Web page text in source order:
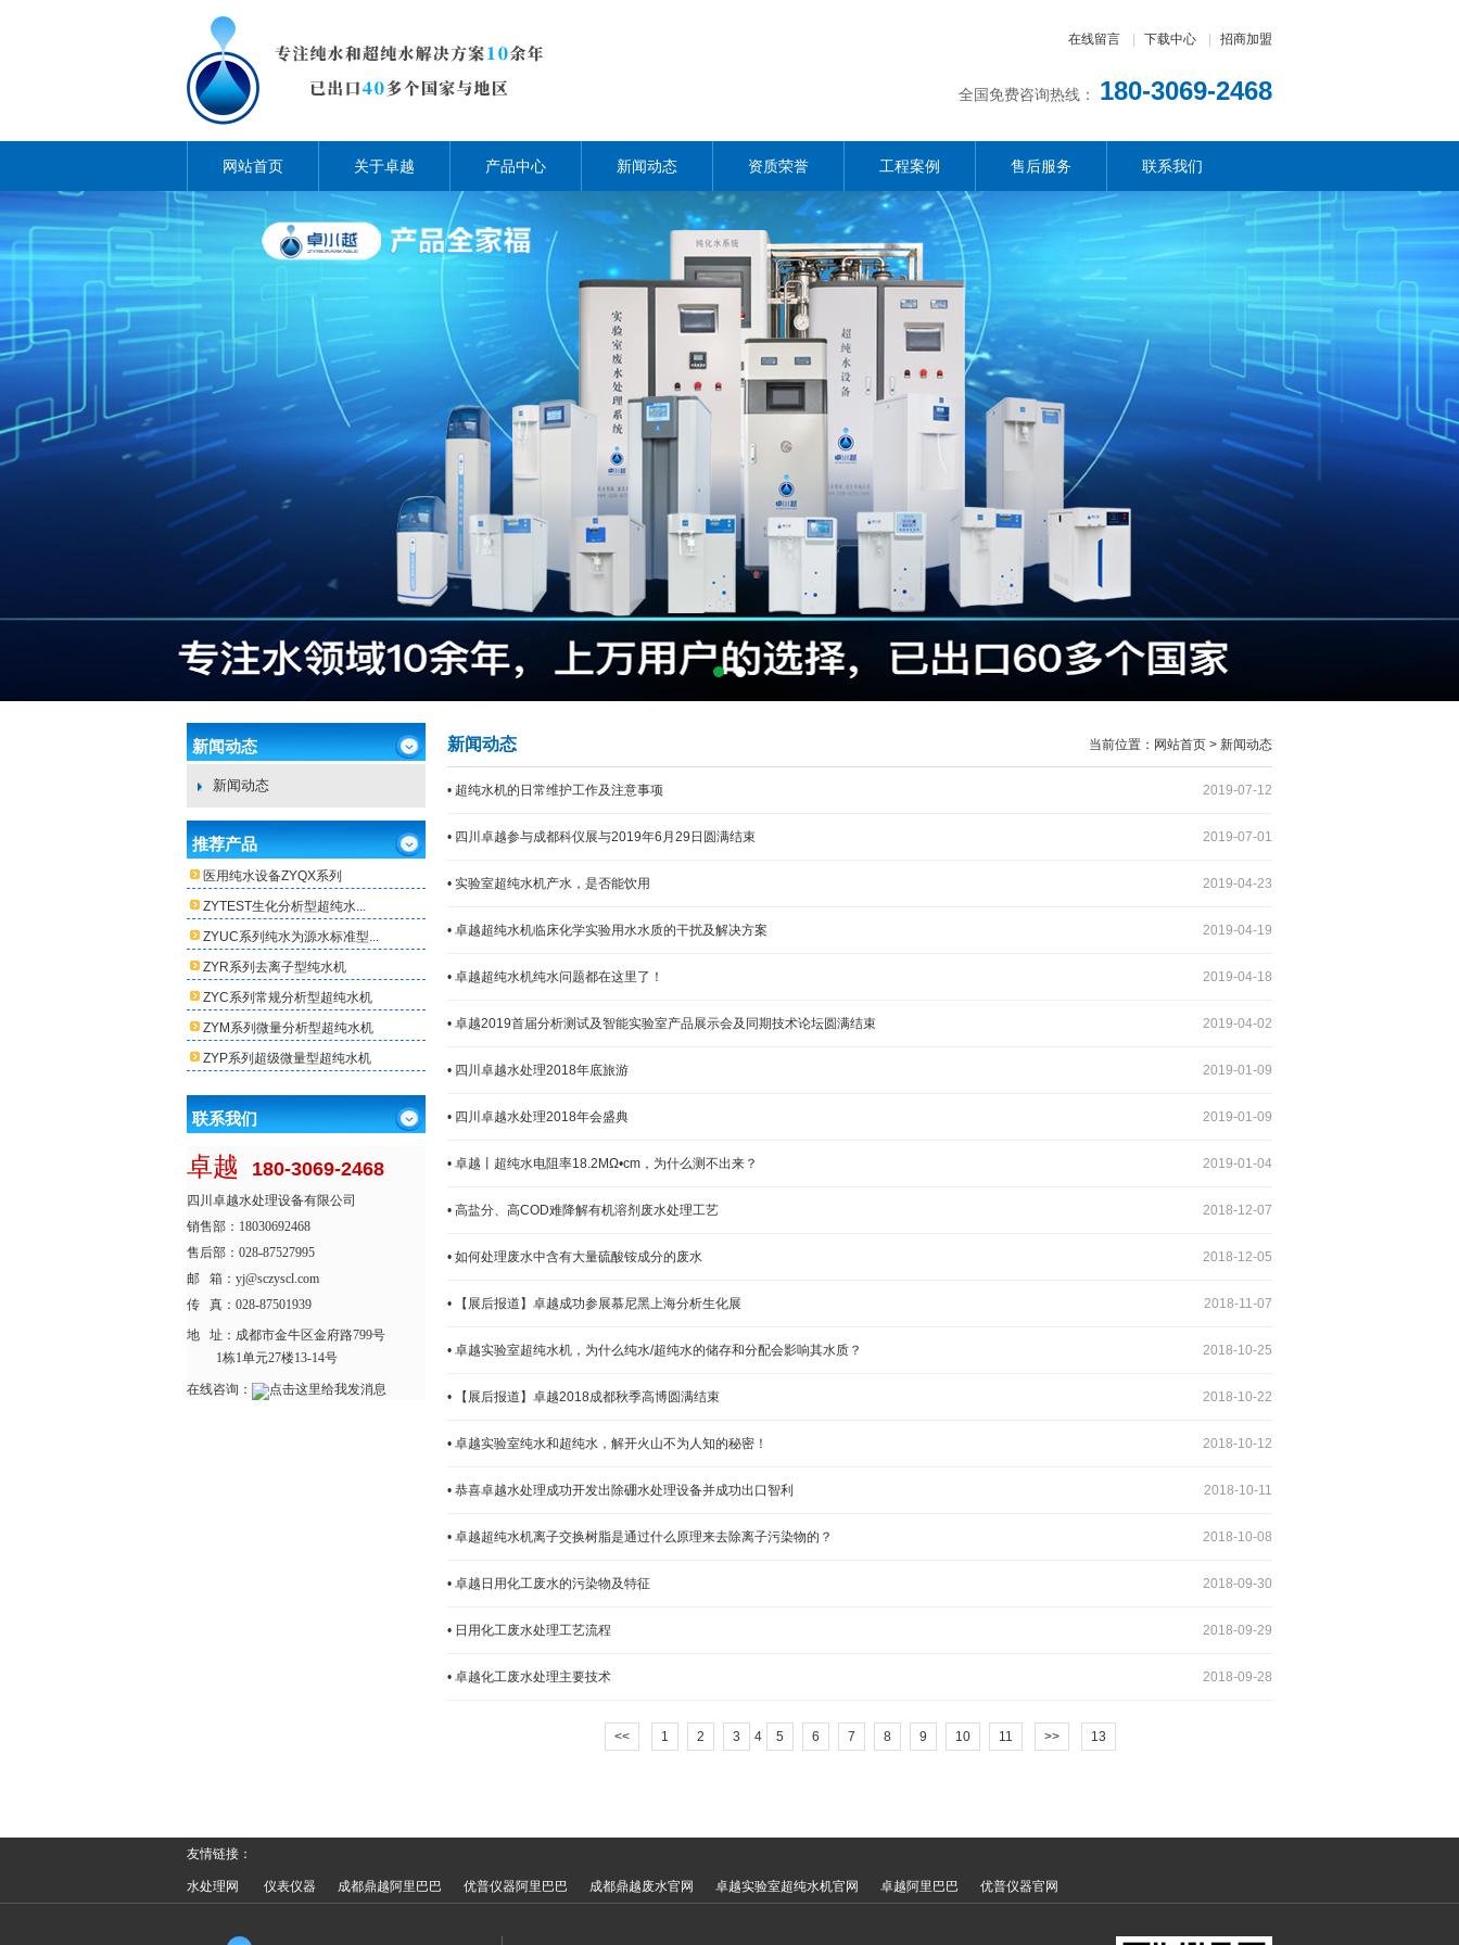
在线留言 下载中心 招商加盟
全国免费咨询热线： 180-3069-2468
网站首页 关于卓越 产品中心 新闻动态 资质荣誉 工程案例 售后服务 联系我们
新闻动态
新闻动态
推荐产品
医用纯水设备ZYQX系列
ZYTEST生化分析型超纯水...
ZYUC系列纯水为源水标准型...
ZYR系列去离子型纯水机
ZYC系列常规分析型超纯水机
ZYM系列微量分析型超纯水机
ZYP系列超级微量型超纯水机
联系我们
卓越 180-3069-2468
四川卓越水处理设备有限公司
销售部：18030692468
售后部：028-87527995
邮 箱：yj@sczyscl.com
传 真：028-87501939
地 址： 成都市金牛区金府路799号
1栋1单元27楼13-14号
在线咨询：
新闻动态 当前位置：网站首页 > 新闻动态
2019-07-12
• 超纯水机的日常维护工作及注意事项
2019-07-01
• 四川卓越参与成都科仪展与2019年6月29日圆满结束
2019-04-23
• 实验室超纯水机产水，是否能饮用
2019-04-19
• 卓越超纯水机临床化学实验用水水质的干扰及解决方案
2019-04-18
• 卓越超纯水机纯水问题都在这里了！
2019-04-02
• 卓越2019首届分析测试及智能实验室产品展示会及同期技术论坛圆满结束
2019-01-09
• 四川卓越水处理2018年底旅游
2019-01-09
• 四川卓越水处理2018年会盛典
2019-01-04
• 卓越丨超纯水电阻率18.2MΩ•cm，为什么测不出来？
2018-12-07
• 高盐分、高COD难降解有机溶剂废水处理工艺
2018-12-05
• 如何处理废水中含有大量硫酸铵成分的废水
2018-11-07
• 【展后报道】卓越成功参展慕尼黑上海分析生化展
2018-10-25
• 卓越实验室超纯水机，为什么纯水/超纯水的储存和分配会影响其水质？
2018-10-22
• 【展后报道】卓越2018成都秋季高博圆满结束
2018-10-12
• 卓越实验室纯水和超纯水，解开火山不为人知的秘密！
2018-10-11
• 恭喜卓越水处理成功开发出除硼水处理设备并成功出口智利
2018-10-08
• 卓越超纯水机离子交换树脂是通过什么原理来去除离子污染物的？
2018-09-30
• 卓越日用化工废水的污染物及特征
2018-09-29
• 日用化工废水处理工艺流程
2018-09-28
• 卓越化工废水处理主要技术
<< 1 2 3 4 5 6 7 8 9 10 11 >> 13
友情链接：
水处理网 仪表仪器 成都鼎越阿里巴巴 优普仪器阿里巴巴 成都鼎越废水官网 卓越实验室超纯水机官网 卓越阿里巴巴 优普仪器官网